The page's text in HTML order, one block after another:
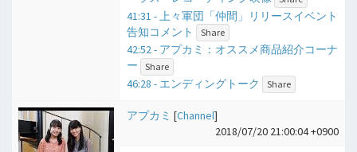
41:31 - 上々軍団「仲間」リリースイベント
告知コメント
Share
42:52 - アプカミ：オススメ商品紹介コーナ
ー
Share
46:28 - エンディングトーク Share
アプカミ [Channel]
2018/07/20 21:00:04 +0900